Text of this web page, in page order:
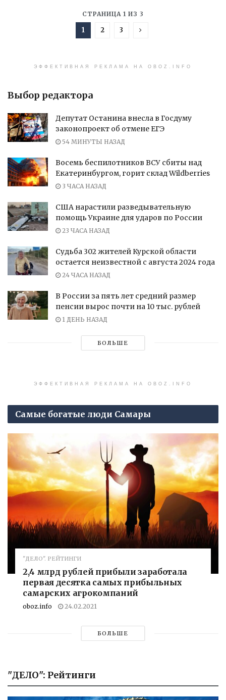
СТРАНИЦА 1 ИЗ 3
1 2 3
ЭФФЕКТИВНАЯ РЕКЛАМА НА OBOZ.INFO
Выбор редактора
Депутат Останина внесла в Госдуму
законопроект об отмене ЕГЭ
54 МИНУТЫ НАЗАД
Восемь беспилотников ВСУ сбиты над
Екатеринбургом, горит склад Wildberries
3 ЧАСА НАЗАД
США нарастили разведывательную
помощь Украине для ударов по России
23 ЧАСА НАЗАД
Судьба 302 жителей Курской области
остается неизвестной с августа 2024 года
24 ЧАСА НАЗАД
В России за пять лет средний размер
пенсии вырос почти на 10 тыс. рублей
1 ДЕНЬ НАЗАД
БОЛЬШЕ
ЭФФЕКТИВНАЯ РЕКЛАМА НА OBOZ.INFO
Самые богатые люди Самары
"ДЕЛО". РЕЙТИНГИ
2,4 млрд рублей прибыли заработала
первая десятка самых прибыльных
самарских агрокомпаний
oboz.info 24.02.2021
БОЛЬШЕ
"ДЕЛО": Рейтинги